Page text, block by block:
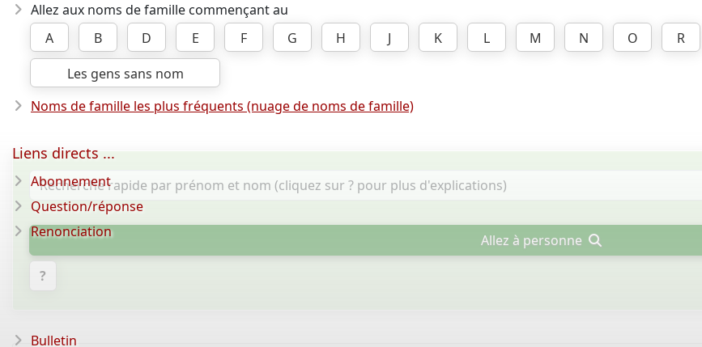
Allez aux noms de famille commençant au
A
B D E F G H J K L M N O R
Les gens sans nom
Noms de famille les plus fréquents (nuage de noms de famille)
Allez à personne
?
Liens directs ...
Abonnement
Question/réponse
Renonciation
Bulletin